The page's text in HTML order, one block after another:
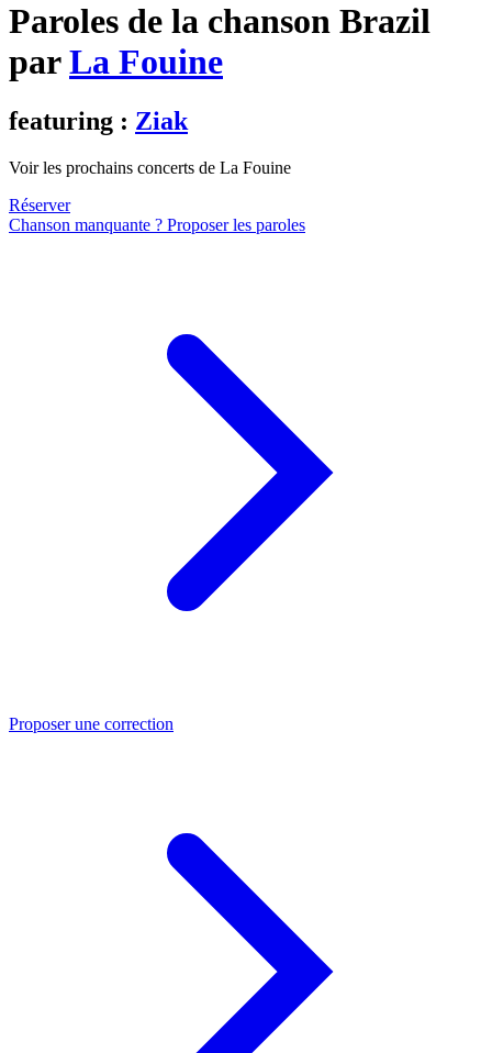
Paroles de la chanson Brazil
parLa Fouine
featuring : Ziak
Voir les prochains concerts de La Fouine
Réserver
Chanson manquante ? Proposer les paroles
Proposer une correction